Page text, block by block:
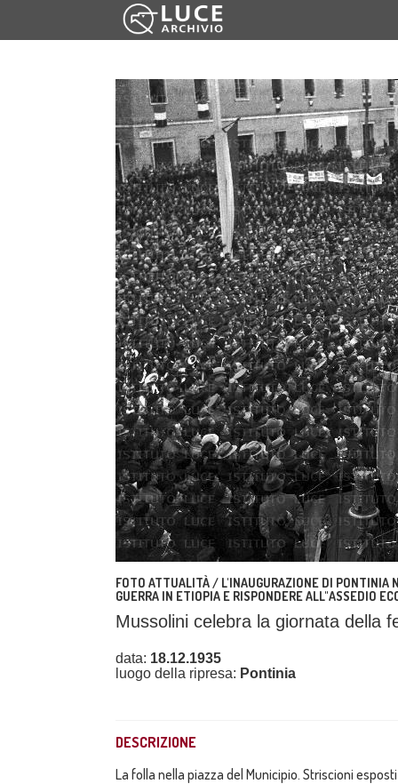
FOTO ATTUALITÀ / L'INAUGURAZIONE DI PONTINIA
GUERRA IN ETIOPIA E RISPONDERE ALL"ASSEDIO
Mussolini celebra la giornata della
data: 18.12.1935
luogo della ripresa: Pontinia
DESCRIZIONE
La folla nella piazza del Municipio. Striscioni